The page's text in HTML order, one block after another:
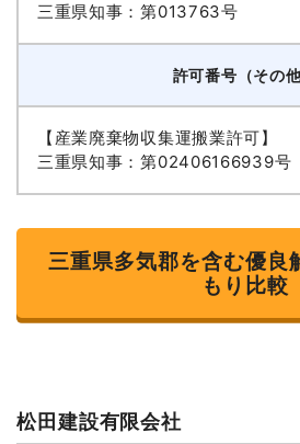
三重県知事：第013763号
許可番号（その他
【産業廃棄物収集運搬業許可】
三重県知事：第02406166939号
三重県多気郡を含む優良
もり比較
松田建設有限会社